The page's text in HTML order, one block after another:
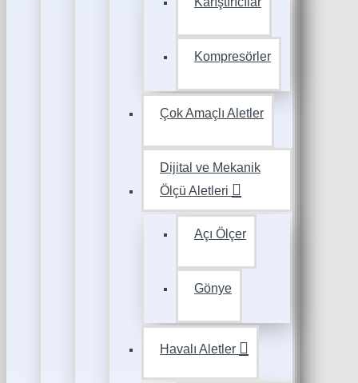
Kompresörler
Çok Amaçlı Aletler
Dijital ve Mekanik
Ölçü Aletleri
Açı Ölçer
Gönye
Havalı Aletler